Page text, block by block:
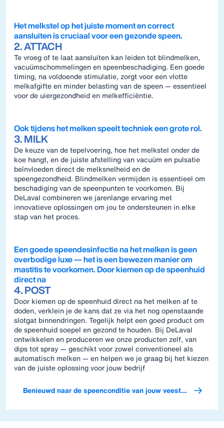
Het melkstel op het juiste moment en correct
aansluiten is cruciaal voor een gezonde speen.
2. ATTACH
Te vroeg of te laat aansluiten kan leiden tot blindmelken,
vacuümschommelingen en speenbeschadiging. Een goede
timing, na voldoende stimulatie, zorgt voor een vlotte
melkafgifte en minder belasting van de speen — essentieel
voor de uiergezondheid en melkefficiëntie.
Ook tijdens het melken speelt techniek een grote rol.
3. MILK
De keuze van de tepelvoering, hoe het melkstel onder de
koe hangt, en de juiste afstelling van vacuüm en pulsatie
beïnvloeden direct de melksnelheid en de
speengezondheid. Blindmelken vermijden is essentieel om
beschadiging van de speenpunten te voorkomen. Bij
DeLaval combineren we jarenlange ervaring met
innovatieve oplossingen om jou te ondersteunen in elke
stap van het proces.
Een goede speendesinfectie na het melken is geen
overbodige luxe — het is een bewezen manier om
mastitis te voorkomen. Door kiemen op de speenhuid
direct na
4. POST
Door kiemen op de speenhuid direct na het melken af te
doden, verklein je de kans dat ze via het nog openstaande
slotgat binnendringen. Tegelijk helpt een goed product om
de speenhuid soepel en gezond te houden. Bij DeLaval
ontwikkelen en produceren we onze producten zelf, van
dips tot spray — geschikt voor zowel conventioneel als
automatisch melken — en helpen we je graag bij het kiezen
van de juiste oplossing voor jouw bedrijf
Benieuwd naar de speenconditie van jouw veestapel?